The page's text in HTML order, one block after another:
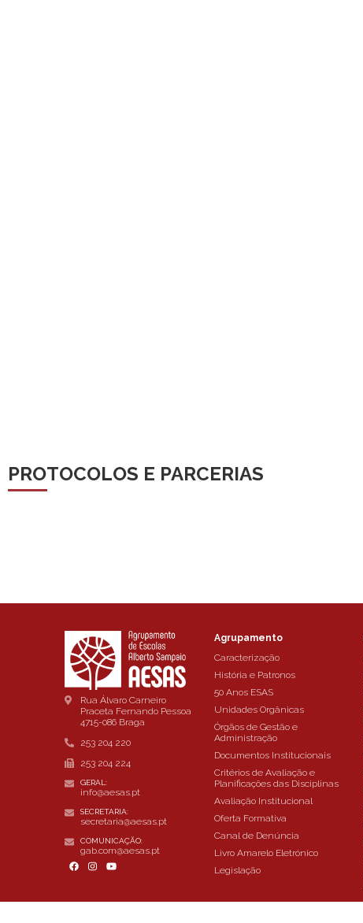
PROTOCOLOS E PARCERIAS
Rua Álvaro Carneiro
Praceta Fernando Pessoa
4715-086 Braga
253 204 220
253 204 224
GERAL:
info@aesas.pt
SECRETARIA:
secretaria@aesas.pt
COMUNICAÇÃO:
gab.com@aesas.pt
Agrupamento
Caracterização
História e Patronos
50 Anos ESAS
Unidades Orgânicas
Órgãos de Gestão e
Administração
Documentos Institucionais
Critérios de Avaliação e
Planificações das Disciplinas
Avaliação Institucional
Oferta Formativa
Canal de Denúncia
Livro Amarelo Eletrónico
Legislação